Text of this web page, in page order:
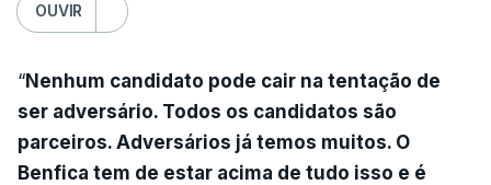
OUVIR
“Nenhum candidato pode cair na tentação de
ser adversário. Todos os candidatos são
parceiros. Adversários já temos muitos. O
Benfica tem de estar acima de tudo isso e é